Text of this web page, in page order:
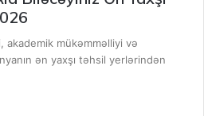
mükəmməlliyi və
ən yaxşı təhsil yerlərindən